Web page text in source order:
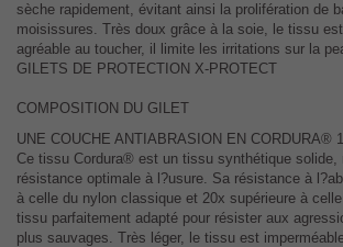
sèche rapidement, évitant ainsi la prolifération de
moisissures. Très doux grâce à la soie, le tissu
agréable au toucher, il limite les irritations sur la
GILETS DE PROTECTION X-PROTECT
COMPOSITION DU GILET
UNE COUCHE ANTIABRASION EN CORDURA®
Ce tissu Cordura® est un tissu synthétique solide,
résistance optimale à l?usure. Sa résistance à
à celle du nylon classique et 20x supérieure à
tissu parfaitement adapté pour résister aux
plus sauvages. Très léger, le tissu est